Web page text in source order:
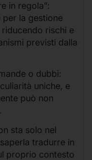
in regola”:
la gestione
rischi e
previsti dalla
o dubbi:
uniche, e
può non
sta solo nel
tradurre in
proprio contesto